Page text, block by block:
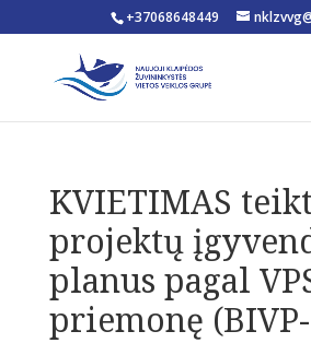
Open toolbar
+37068648449
KVIETIMAS
projektų
planus pagal
priemonę